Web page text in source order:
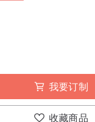
我要订制
收藏商品